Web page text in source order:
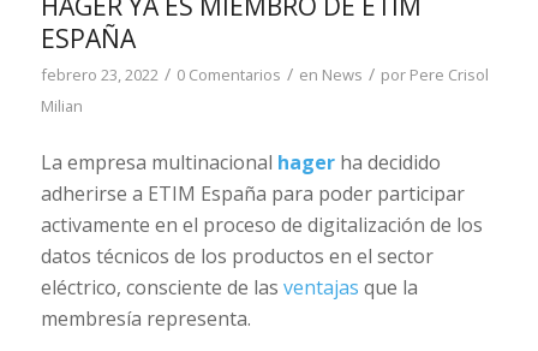
ESPAÑA
febrero 23, 2022 / 0 Comentarios / en News / por Pere Crisol
Milian
La empresa multinacional hagerha decidido
adherirse a ETIM España para poder participar
activamente en el proceso de digitalización de los
datos técnicos de los productos en el sector
eléctrico, consciente de las ventajas que la
membresía representa.